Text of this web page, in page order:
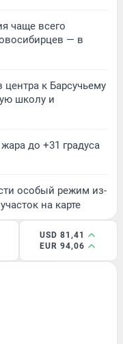
чаще всего
— в
к Барсучьему
школу и
до +31 градуса
особый режим из-
на карте
USD 81,41
EUR 94,06